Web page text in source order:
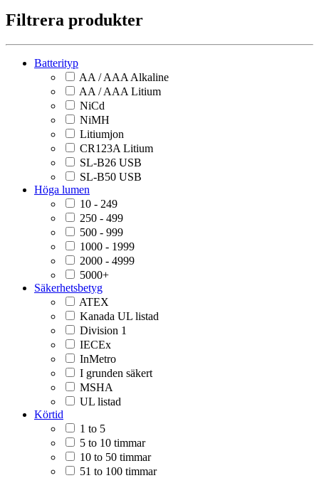
Filtrera produkter
Batterityp
AA / AAA Alkaline
AA / AAA Litium
NiCd
NiMH
Litiumjon
CR123A Litium
SL-B26 USB
SL-B50 USB
Höga lumen
10 - 249
250 - 499
500 - 999
1000 - 1999
2000 - 4999
5000+
Säkerhetsbetyg
ATEX
Kanada UL listad
Division 1
IECEx
InMetro
I grunden säkert
MSHA
UL listad
Körtid
1 to 5
5 to 10 timmar
10 to 50 timmar
51 to 100 timmar